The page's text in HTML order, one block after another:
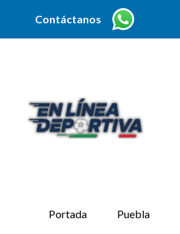
Contáctanos
Portada Puebla